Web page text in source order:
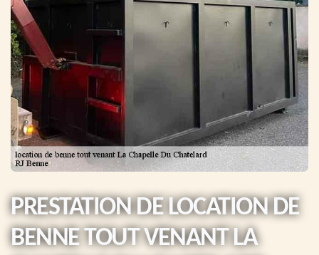
PRESTATION DE LOCATION DE
BENNE TOUT VENANT LA